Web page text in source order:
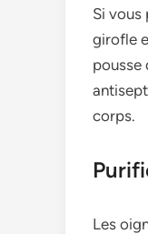
Si vous
girofle
pousse
corps.
Les